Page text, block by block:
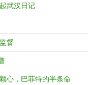
武汉日记
督
心，巴菲特的半条命